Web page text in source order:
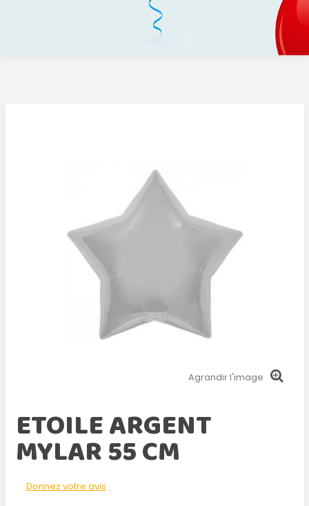
Agrandir l'image
ETOILE ARGENT
MYLAR 55 CM
Donnez votre avis